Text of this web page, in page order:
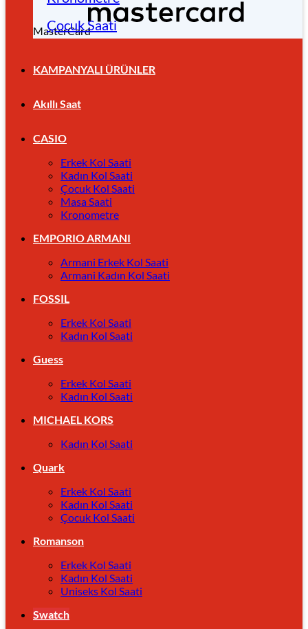
MasterCard
Çocuk Saati
KAMPANYALI ÜRÜNLER
Akıllı Saat
CASIO
Erkek Kol Saati
Kadın Kol Saati
Çocuk Kol Saati
Masa Saati
Kronometre
EMPORIO ARMANI
Armani Erkek Kol Saati
Armani Kadın Kol Saati
FOSSIL
Erkek Kol Saati
Kadın Kol Saati
Guess
Erkek Kol Saati
Kadın Kol Saati
MICHAEL KORS
Kadın Kol Saati
Quark
Erkek Kol Saati
Kadın Kol Saati
Çocuk Kol Saati
Romanson
Erkek Kol Saati
Kadın Kol Saati
Uniseks Kol Saati
Swatch